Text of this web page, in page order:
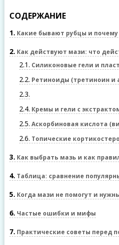
СОДЕРЖАНИЕ
1 Какие бывают рубцы и почему
2 Как действуют мази: что
2.1 Силиконовые гели и
2.2 Ретиноиды (третиноин и
2.3
2.4 Кремы и гели с
2.5 Аскорбиновая кислота
2.6 Топические
3 Как выбрать мазь и как
4 Таблица: сравнение
5 Когда мази не помогут и
6 Частые ошибки и мифы
7 Практические советы перед